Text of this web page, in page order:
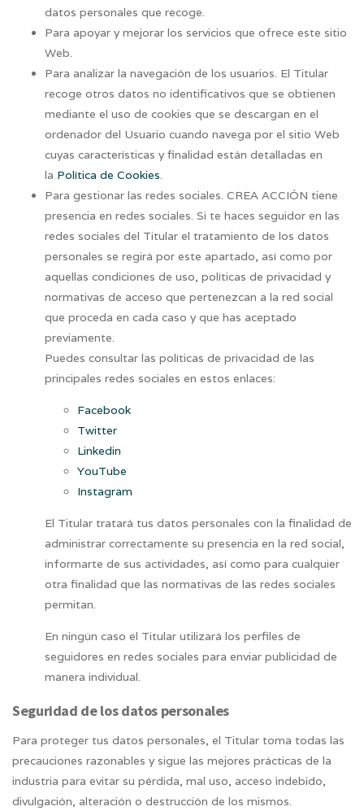
datos personales que recoge.
Para apoyar y mejorar los servicios que ofrece este sitio
Web.
Para analizar la navegación de los usuarios. El Titular
recoge otros datos no identificativos que se obtienen
mediante el uso de cookies que se descargan en el
ordenador del Usuario cuando navega por el sitio Web
cuyas características y finalidad están detalladas en
la Política de Cookies.
Para gestionar las redes sociales. CREA ACCIÓN tiene
presencia en redes sociales. Si te haces seguidor en las
redes sociales del Titular el tratamiento de los datos
personales se regirá por este apartado, así como por
aquellas condiciones de uso, políticas de privacidad y
normativas de acceso que pertenezcan a la red social
que proceda en cada caso y que has aceptado
previamente.
Puedes consultar las políticas de privacidad de las
principales redes sociales en estos enlaces:
Facebook
Twitter
Linkedin
YouTube
Instagram
El Titular tratará tus datos personales con la finalidad de
administrar correctamente su presencia en la red social,
informarte de sus actividades, así como para cualquier
otra finalidad que las normativas de las redes sociales
permitan.
En ningún caso el Titular utilizará los perfiles de
seguidores en redes sociales para enviar publicidad de
manera individual.
Seguridad de los datos personales
Para proteger tus datos personales, el Titular toma todas las
precauciones razonables y sigue las mejores prácticas de la
industria para evitar su pérdida, mal uso, acceso indebido,
divulgación, alteración o destrucción de los mismos.